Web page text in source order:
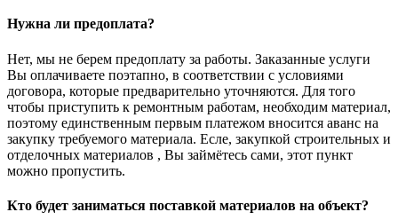
Нужна ли предоплата?
Нет, мы не берем предоплату за работы. Заказанные услуги
Вы оплачиваете поэтапно, в соответствии с условиями
договора, которые предварительно уточняются. Для того
чтобы приступить к ремонтным работам, необходим материал,
поэтому единственным первым платежом вносится аванс на
закупку требуемого материала. Есле, закупкой строительных и
отделочных материалов , Вы займётесь сами, этот пункт
можно пропустить.
Кто будет заниматься поставкой материалов на объект?